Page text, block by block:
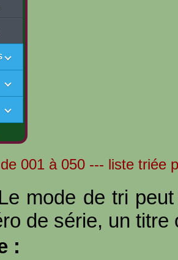
001 à 050 --- liste triée
mode de tri
de série, un titre
: